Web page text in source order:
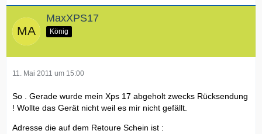
MaxXPS17
König
11. Mai 2011 um 15:00
So . Gerade wurde mein Xps 17 abgeholt zwecks Rücksendung
! Wollte das Gerät nicht weil es mir nicht gefällt.
Adresse die auf dem Retoure Schein ist :